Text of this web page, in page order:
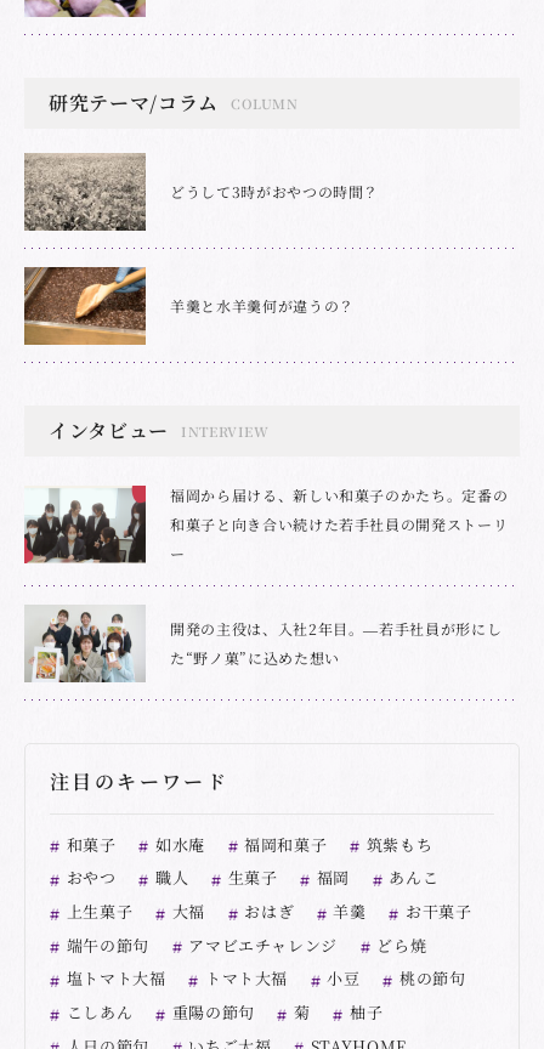
研究テーマ/コラム COLUMN
どうして3時がおやつの時間？
羊羹と水羊羹何が違うの？
インタビュー INTERVIEW
福岡から届ける、新しい和菓子のかたち。定番の
和菓子と向き合い続けた若手社員の開発ストーリ
ー
開発の主役は、入社2年目。―若手社員が形にし
た“野ノ菓”に込めた想い
注目のキーワード
和菓子 如水庵 福岡和菓子
筑紫もち
おやつ
職人 生菓子 福岡
あんこ
上生菓子
大福 おはぎ 羊羹
お干菓子
端午の節句
アマビエチャレンジ
どら焼
塩トマト大福
トマト大福 小豆
桃の節句
こしあん
重陽の節句 菊
柚子